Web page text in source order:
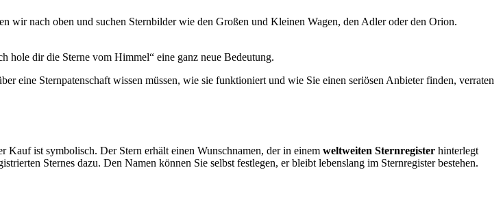
wir nach oben und suchen Sternbilder wie den Großen und Kleinen Wagen, den Adler oder den Orion.
hole dir die Sterne vom Himmel“ eine ganz neue Bedeutung.
eine Sternpatenschaft wissen müssen, wie sie funktioniert und wie Sie einen seriösen Anbieter finden, verraten
Kauf ist symbolisch. Der Stern erhält einen Wunschnamen, der in einem weltweiten Sternregister hinterlegt
Sternes dazu. Den Namen können Sie selbst festlegen, er bleibt lebenslang im Sternregister bestehen.